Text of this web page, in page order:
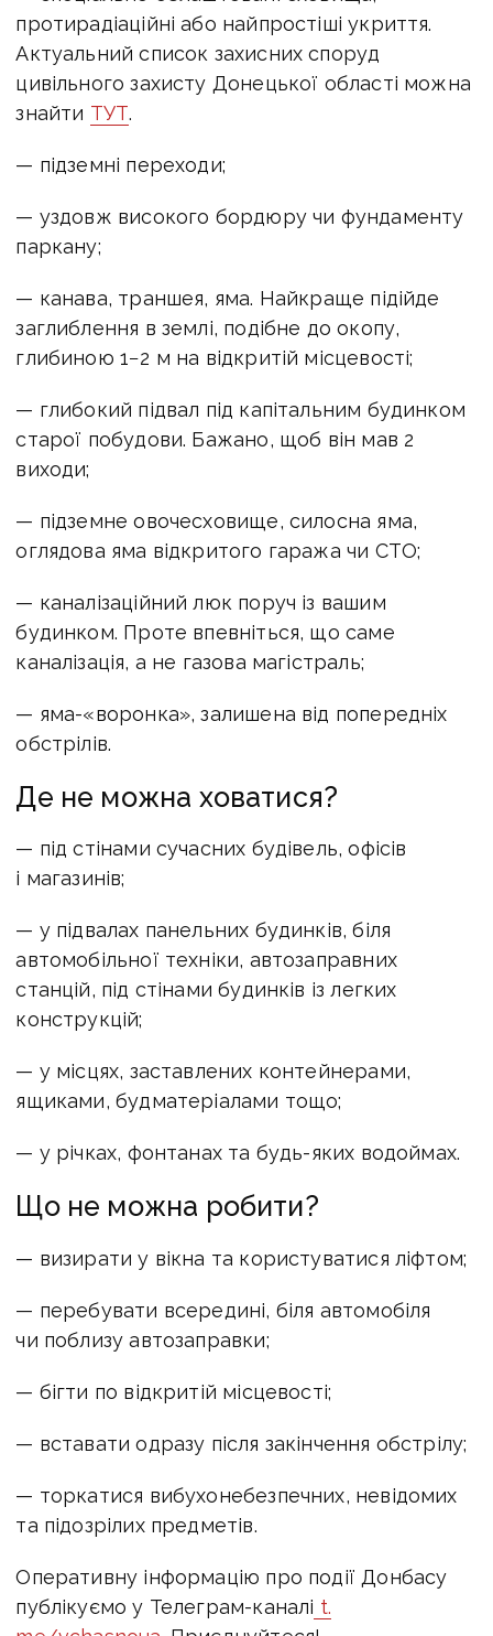
протирадіаційні або найпростіші укриття.
Актуальний список захисних споруд
цивільного захисту Донецької області можна
знайти ТУТ.
— підземні переходи;
— уздовж високого бордюру чи фундаменту
паркану;
— канава, траншея, яма. Найкраще підійде
заглиблення в землі, подібне до окопу,
глибиною 1−2 м на відкритій місцевості;
— глибокий підвал під капітальним будинком
старої побудови. Бажано, щоб він мав 2
виходи;
— підземне овочесховище, силосна яма,
оглядова яма відкритого гаража чи СТО;
— каналізаційний люк поруч із вашим
будинком. Проте впевніться, що саме
каналізація, а не газова магістраль;
— яма-«воронка», залишена від попередніх
обстрілів.
Де не можна ховатися?
— під стінами сучасних будівель, офісів
і магазинів;
— у підвалах панельних будинків, біля
автомобільної техніки, автозаправних
станцій, під стінами будинків із легких
конструкцій;
— у місцях, заставлених контейнерами,
ящиками, будматеріалами тощо;
— у річках, фонтанах та будь-яких водоймах.
Що не можна робити?
— визирати у вікна та користуватися ліфтом;
— перебувати всередині, біля автомобіля
чи поблизу автозаправки;
— бігти по відкритій місцевості;
— вставати одразу після закінчення обстрілу;
— торкатися вибухонебезпечних, невідомих
та підозрілих предметів.
Оперативну інформацію про події Донбасу
публікуємо у Телеграм-каналі t.